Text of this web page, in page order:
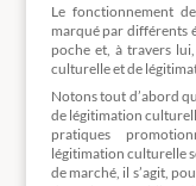
Le fonctionnement
marqué par différents
poche et, à travers
culturelle et de
Notons tout d’abord
de légitimation
pratiques
légitimation culturelle
de marché, il s’agit,